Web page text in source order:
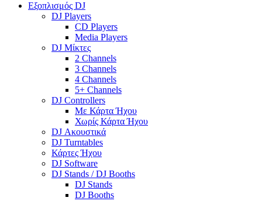
Εξοπλισμός DJ
DJ Players
CD Players
Media Players
DJ Μίκτες
2 Channels
3 Channels
4 Channels
5+ Channels
DJ Controllers
Με Κάρτα Ήχου
Χωρίς Κάρτα Ήχου
DJ Ακουστικά
DJ Turntables
Κάρτες Ήχου
DJ Software
DJ Stands / DJ Booths
DJ Stands
DJ Booths